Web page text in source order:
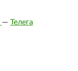
— Телега